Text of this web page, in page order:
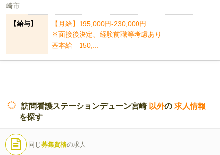
崎市
【給与】
【月給】195,000円-230,000円
※面接後決定、経験前職等考慮あり
基本給 150,...
訪問看護ステーションデューン宮崎 以外の 求人情報
を探す
同じ募集資格の求人